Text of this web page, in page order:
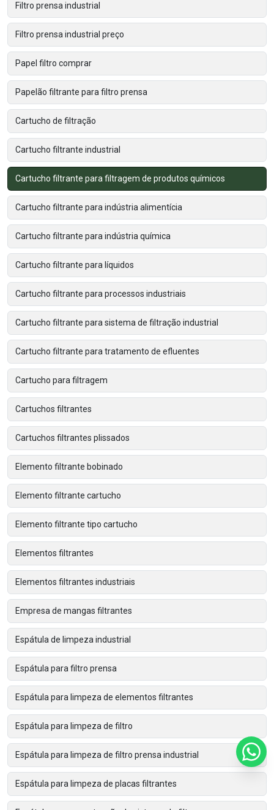
Filtro prensa industrial
Filtro prensa industrial preço
Papel filtro comprar
Papelão filtrante para filtro prensa
Cartucho de filtração
Cartucho filtrante industrial
Cartucho filtrante para filtragem de produtos químicos
Cartucho filtrante para indústria alimentícia
Cartucho filtrante para indústria química
Cartucho filtrante para líquidos
Cartucho filtrante para processos industriais
Cartucho filtrante para sistema de filtração industrial
Cartucho filtrante para tratamento de efluentes
Cartucho para filtragem
Cartuchos filtrantes
Cartuchos filtrantes plissados
Elemento filtrante bobinado
Elemento filtrante cartucho
Elemento filtrante tipo cartucho
Elementos filtrantes
Elementos filtrantes industriais
Empresa de mangas filtrantes
Espátula de limpeza industrial
Espátula para filtro prensa
Espátula para limpeza de elementos filtrantes
Espátula para limpeza de filtro
Espátula para limpeza de filtro prensa industrial
Espátula para limpeza de placas filtrantes